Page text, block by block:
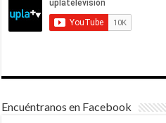
Encuéntranos en Facebook